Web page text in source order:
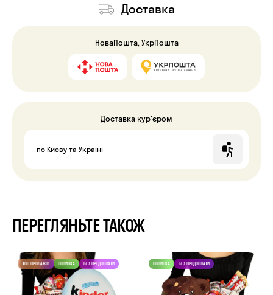
Доставка
НоваПошта, УкрПошта
Доставка кур'єром
по Києву та Україні
ПЕРЕГЛЯНЬТЕ ТАКОЖ